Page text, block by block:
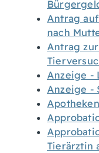
Antrag
nach
Antrag
Anzeige -
Anzeige -
Tierärztin